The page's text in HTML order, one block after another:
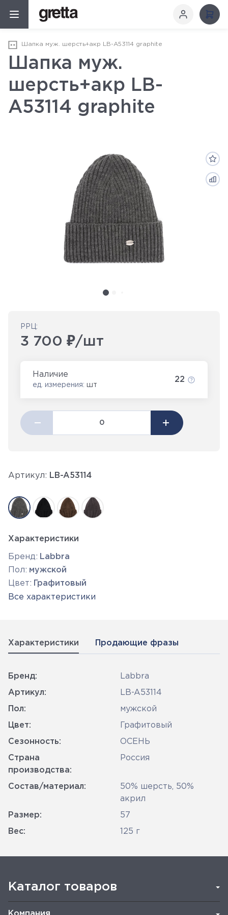
Шапка муж. шерсть+акр LB-A53114 graphite
Шапка муж.
шерсть+акр LB-
A53114 graphite
Артикул: LB-A53114
Характеристики
Бренд: Labbra
Пол: мужской
Цвет:
Графитовый
Все характеристики
РРЦ:
3 700 ₽/шт
Наличие
ед. измерения: шт
22
Характеристики Продающие фразы
Бренд: Labbra
Артикул: LB-A53114
Пол: мужской
Цвет: Графитовый
Сезонность: ОСЕНЬ
Страна
производства:
Россия
Состав/материал:
50% шерсть, 50%
акрил
Размер: 57
Вес: 125 г
Каталог товаров